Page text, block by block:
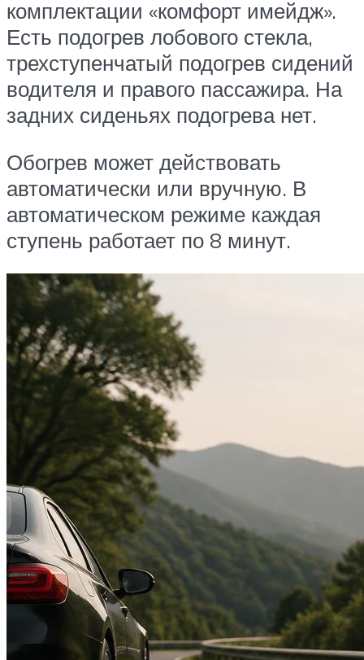
комплектации «комфорт имейдж».
Есть подогрев лобового стекла,
трехступенчатый подогрев сидений
водителя и правого пассажира. На
задних сиденьях подогрева нет.
Обогрев может действовать
автоматически или вручную. В
автоматическом режиме каждая
ступень работает по 8 минут.